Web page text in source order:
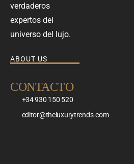
verdaderos
expertos del
universo del lujo.
ABOUT US
CONTACTO
+34 930 150 520
editor@theluxurytrends.com